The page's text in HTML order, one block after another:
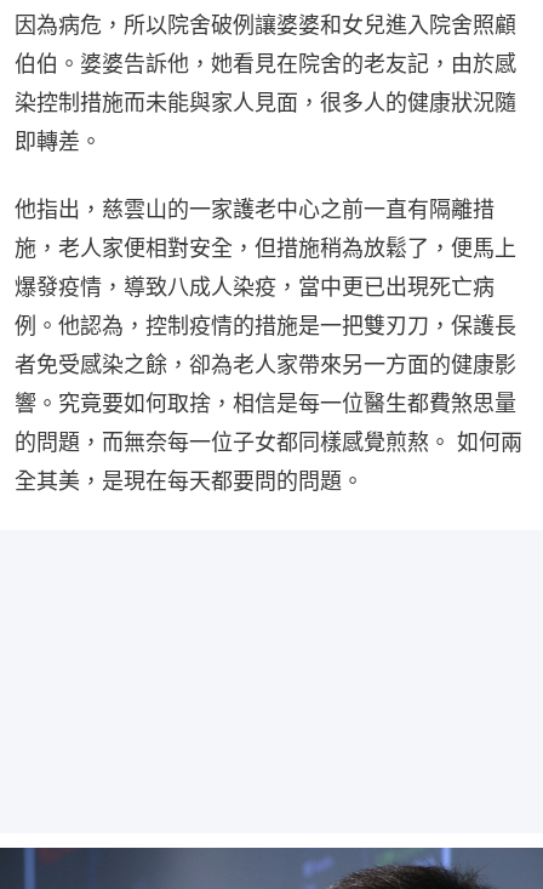
因為病危，所以院舍破例讓婆婆和女兒進入院舍照顧
伯伯。婆婆告訴他，她看見在院舍的老友記，由於感
染控制措施而未能與家人見面，很多人的健康狀況隨
即轉差。
他指出，慈雲山的一家護老中心之前一直有隔離措
施，老人家便相對安全，但措施稍為放鬆了，便馬上
爆發疫情，導致八成人染疫，當中更已出現死亡病
例。他認為，控制疫情的措施是一把雙刃刀，保護長
者免受感染之餘，卻為老人家帶來另一方面的健康影
響。究竟要如何取捨，相信是每一位醫生都費煞思量
的問題，而無奈每一位子女都同樣感覺煎熬。 如何兩
全其美，是現在每天都要問的問題。